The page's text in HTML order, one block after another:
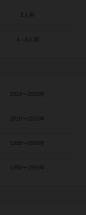
2人用
4～8人用
2019〜2020年
2010〜2015年
1990〜2000年
1950〜1980年